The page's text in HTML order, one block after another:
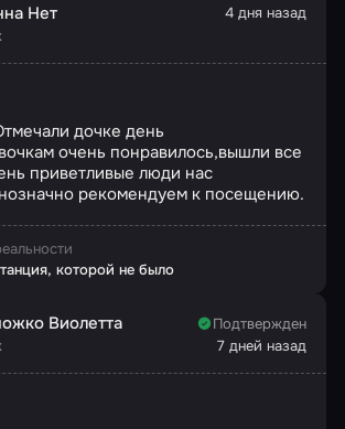
Нет 4 дня назад
дочке день
очень понравилось,вышли все
приветливые люди нас
рекомендуем к посещению.
которой не было
Виолетта
Подтвержден
7 дней назад